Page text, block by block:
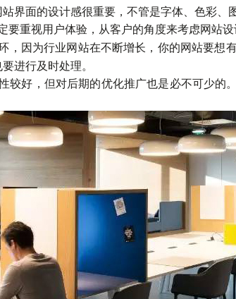
界面的设计感很重要，不管是字体、色彩
要重视用户体验，从客户的角度来考虑网站设
，因为行业网站在不断增长，你的网站要想
进行及时处理。
较好，但对后期的优化推广也是必不可少的